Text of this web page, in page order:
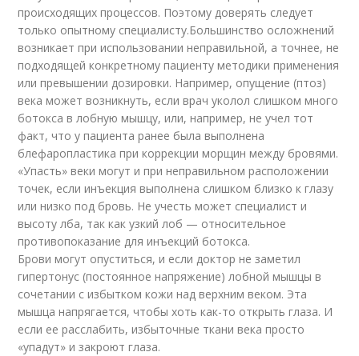
происходящих процессов. Поэтому доверять следует
только опытному специалисту.Большинство осложнений
возникает при использовании неправильной, а точнее, не
подходящей конкретному пациенту методики применения
или превышении дозировки. Например, опущение (птоз)
века может возникнуть, если врач уколол слишком много
ботокса в лобную мышцу, или, например, не учел тот
факт, что у пациента ранее была выполнена
блефаропластика при коррекции морщин между бровями.
«Упасть» веки могут и при неправильном расположении
точек, если инъекция выполнена слишком близко к глазу
или низко под бровь. Не учесть может специалист и
высоту лба, так как узкий лоб — относительное
противопоказание для инъекций ботокса.
Брови могут опуститься, и если доктор не заметил
гипертонус (постоянное напряжение) лобной мышцы в
сочетании с избытком кожи над верхним веком. Эта
мышца напрягается, чтобы хоть как-то открыть глаза. И
если ее расслабить, избыточные ткани века просто
«упадут» и закроют глаза.